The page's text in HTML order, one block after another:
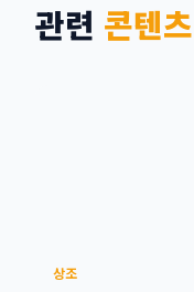
관련 콘텐츠
상조